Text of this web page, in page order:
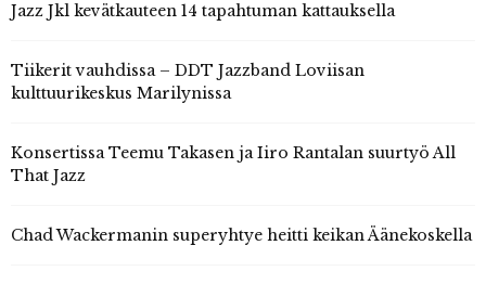
Jazz Jkl kevätkauteen 14 tapahtuman kattauksella
Tiikerit vauhdissa – DDT Jazzband Loviisan
kulttuurikeskus Marilynissa
Konsertissa Teemu Takasen ja Iiro Rantalan suurtyö All
That Jazz
Chad Wackermanin superyhtye heitti keikan Äänekoskella